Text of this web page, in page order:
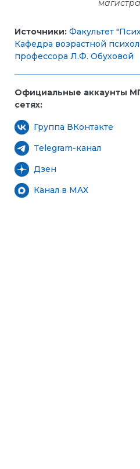
Источники: Факультет
Кафедра возрастной
профессора Л.Ф. Обуховой
Официальные аккаунты
сетях:
Группа ВКонтакте
Telegram-канал
Дзен
Канал в MAX